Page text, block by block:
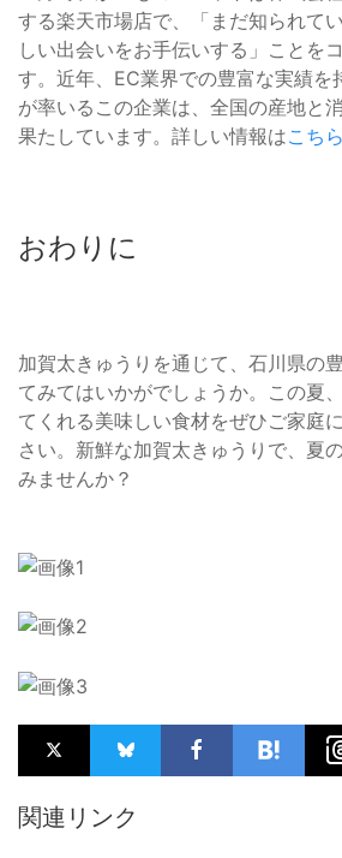
する楽天市場店で、「まだ知られて
しい出会いをお手伝いする」ことを
す。近年、EC業界での豊富な実績を
が率いるこの企業は、全国の産地と
果たしています。詳しい情報はこちら
おわりに
加賀太きゅうりを通じて、石川県の
てみてはいかがでしょうか。この夏
てくれる美味しい食材をぜひご家庭
さい。新鮮な加賀太きゅうりで、夏
みませんか？
関連リンク